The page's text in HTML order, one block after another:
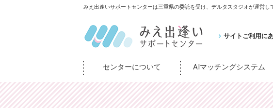
みえ出逢いサポートセンターは三重県の委託を受け、デルタスタジオが運営し
サイトご利用に
センターについて AIマッチングシステム